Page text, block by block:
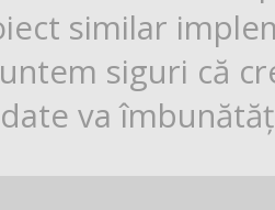
similar
siguri că
va